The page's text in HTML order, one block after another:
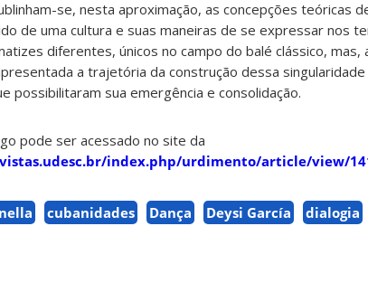
se, nesta aproximação, as concepções teóricas
de uma cultura e suas maneiras de se expressar nos
diferentes, únicos no campo do balé clássico,
a trajetória da construção dessa
possibilitaram sua emergência e consolidação.
pode ser acessado no site da
index.php/urdimento/article/view/
cubanidades Dança Deysi García dialogia